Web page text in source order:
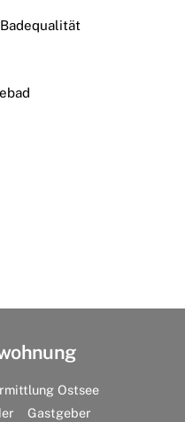
Ostsee
Gastgeber